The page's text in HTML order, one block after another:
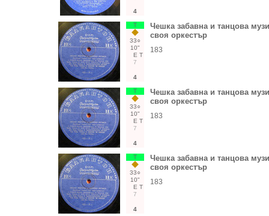
4
Т
33○
10"
Е Т
7
4
Чешка забавна и танцова
своя оркестър
183
Т
33○
10"
Е Т
7
4
Чешка забавна и танцова
своя оркестър
183
Т
33○
10"
Е Т
7
4
Чешка забавна и танцова
своя оркестър
183